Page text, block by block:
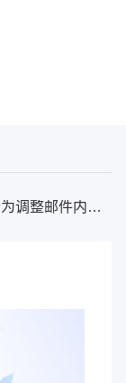
如何根据客户行为调整邮件内容？